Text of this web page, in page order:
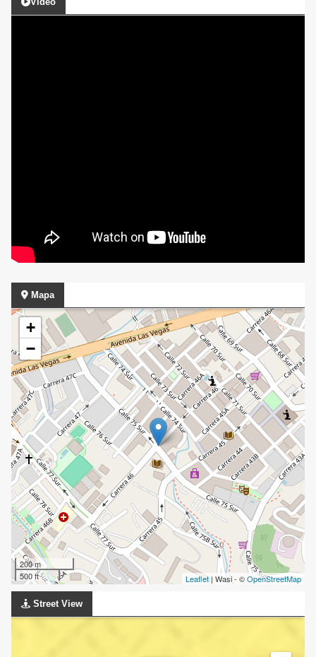
Mapa
+
−
200 m
500 ft
Leaflet | Wasi - ©OpenStreetMap
Street View